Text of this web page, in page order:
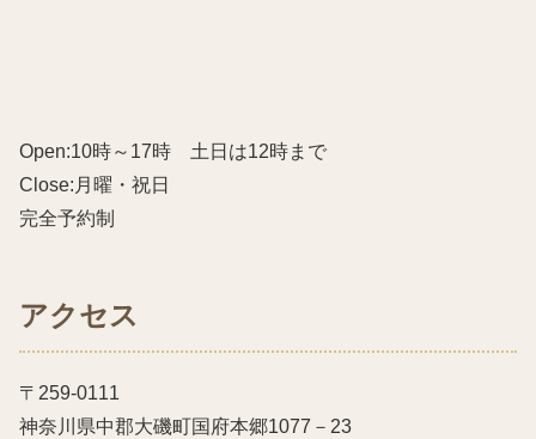
Open:10時～17時 土日は12時まで
Close:月曜・祝日
完全予約制
アクセス
〒259-0111
神奈川県中郡大磯町国府本郷1077－23